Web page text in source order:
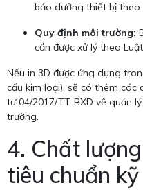
bảo dưỡng thiết bị theo
Quy định môi trường:
cần được xử lý theo
Nếu in 3D được ứng dụng
cấu kim loại), sẽ có thêm các
tư 04/2017/TT-BXD về quản
trường.
4. Chất
tiêu chuẩn